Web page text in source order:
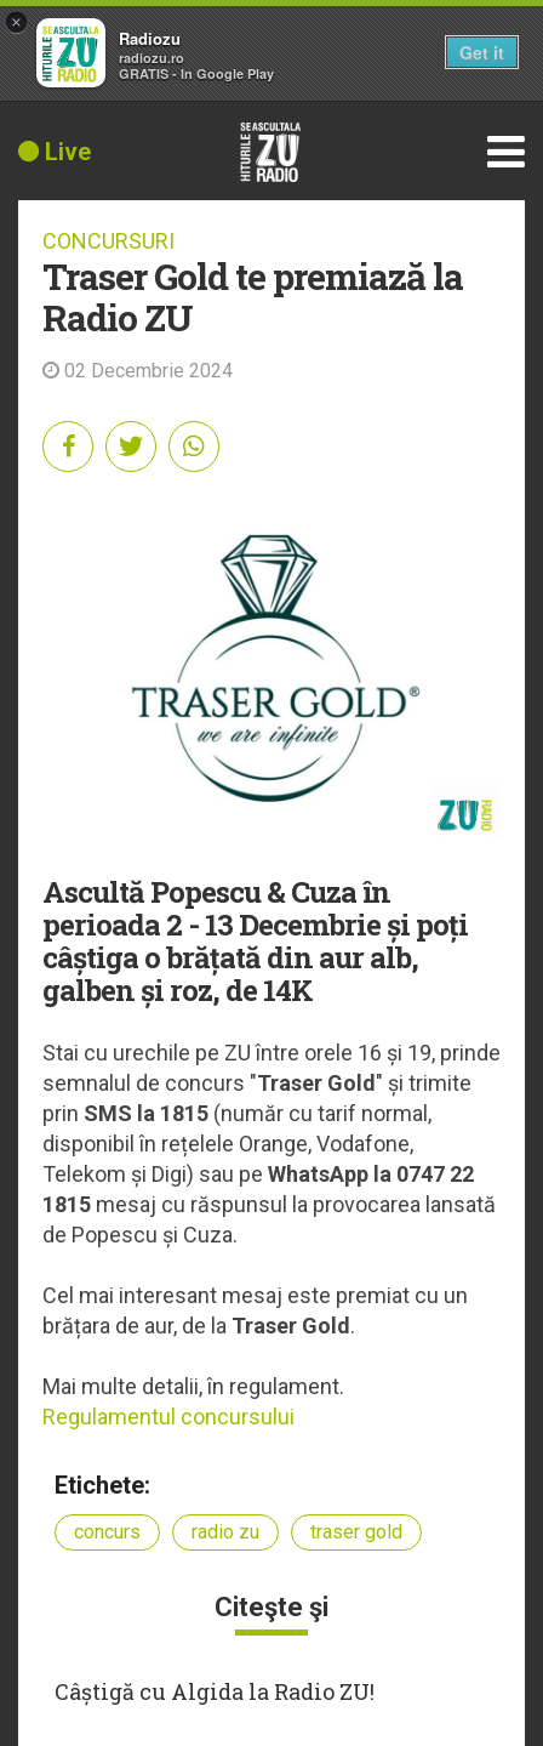
Live
CONCURSURI
Traser Gold te premiază la
Radio ZU
02 Decembrie 2024
Ascultă Popescu & Cuza în
perioada 2 - 13 Decembrie și poți
câștiga o brățată din aur alb,
galben și roz, de 14K
Stai cu urechile pe ZU între orele 16 și 19, prinde
semnalul de concurs "Traser Gold " și trimite
prin SMS la 1815 (număr cu tarif normal,
disponibil în rețelele Orange, Vodafone,
Telekom și Digi) sau pe WhatsApp la 0747 22
1815 mesaj cu răspunsul la provocarea lansată
de Popescu și Cuza.
Cel mai interesant mesaj este premiat cu un
brățara de aur, de la Traser Gold .
Mai multe detalii, în regulament.
Regulamentul concursului
Etichete:
concurs radio zu traser gold
Citeşte şi
Câștigă cu Algida la Radio ZU!
×
Radiozu
radiozu.ro
GRATIS - In Google Play
Get it